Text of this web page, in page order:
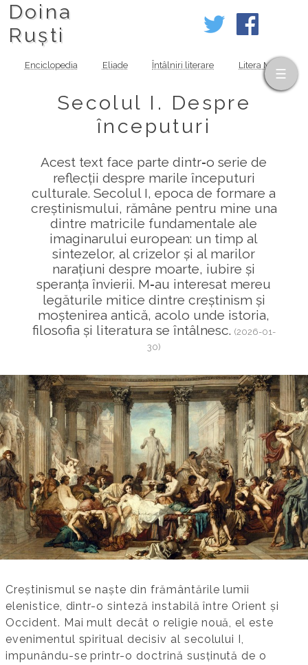
Doina
Ruști
Enciclopedia Eliade Întâlniri literare Litera MOV
Secolul I. Despre
începuturi
Acest text face parte dintr‑o serie de
reflecții despre marile începuturi
culturale. Secolul I, epoca de formare a
creștinismului, rămâne pentru mine una
dintre matricile fundamentale ale
imaginarului european: un timp al
sintezelor, al crizelor și al marilor
narațiuni despre moarte, iubire și
speranța învierii. M‑au interesat mereu
legăturile mitice dintre creștinism și
moștenirea antică, acolo unde istoria,
filosofia și literatura se întâlnesc. (2026-01-
30)
Creștinismul se naște din frământările lumii
elenistice, dintr-o sinteză instabilă între Orient și
Occident. Mai mult decât o religie nouă, el este
evenimentul spiritual decisiv al secolului I,
impunându-se printr-o doctrină susținută de o